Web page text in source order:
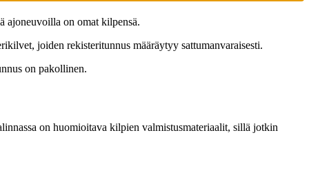
ajoneuvoilla on omat kilpensä.
joiden rekisteritunnus määräytyy sattumanvaraisesti.
on pakollinen.
on huomioitava kilpien valmistusmateriaalit, sillä jotkin